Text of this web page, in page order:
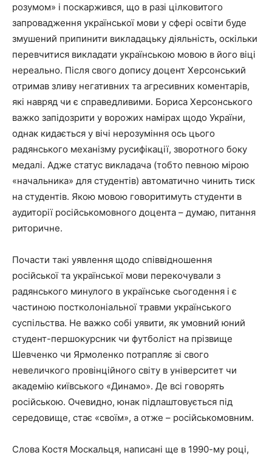
розумом» і поскаржився, що в разі цілковитого
запровадження української мови у сфері освіти буде
змушений припинити викладацьку діяльність, оскільки
перевчитися викладати українською мовою в його віці
нереально. Після свого допису доцент Херсонський
отримав зливу негативних та агресивних коментарів,
які навряд чи є справедливими. Бориса Херсонського
важко запідозрити у ворожих намірах щодо України,
однак кидається у вічі нерозуміння ось цього
радянського механізму русифікації, зворотного боку
медалі. Адже статус викладача (тобто певною мірою
«начальника» для студентів) автоматично чинить тиск
на студентів. Якою мовою говоритимуть студенти в
аудиторії російськомовного доцента – думаю, питання
риторичне.
Почасти такі уявлення щодо співвідношення
російської та української мови перекочували з
радянського минулого в українське сьогодення і є
частиною постколоніальної травми українського
суспільства. Не важко собі уявити, як умовний юний
студент-першокурсник чи футболіст на прізвище
Шевченко чи Ярмоленко потрапляє зі свого
невеличкого провінційного світу в університет чи
академію київського «Динамо». Де всі говорять
російською. Очевидно, юнак підлаштовується під
середовище, стає «своїм», а отже – російськомовним.
Слова Костя Москальця, написані ще в 1990-му році,